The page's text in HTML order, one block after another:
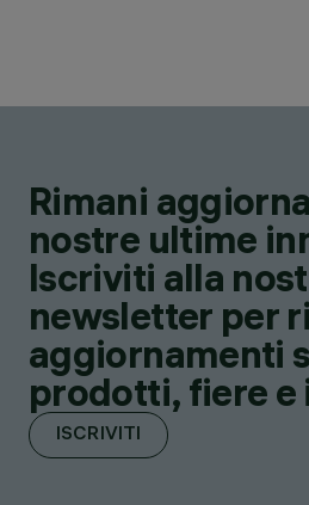
Rimani
nostre ultime
Iscriviti alla
newsletter per
aggiornamenti
prodotti, fiere e
ISCRIVITI